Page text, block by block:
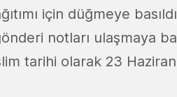
için düğmeye
notları ulaşmaya
tarihi olarak 23